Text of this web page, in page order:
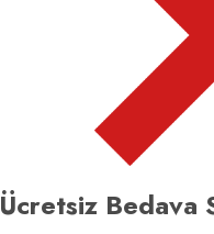
Ücretsiz Bedava